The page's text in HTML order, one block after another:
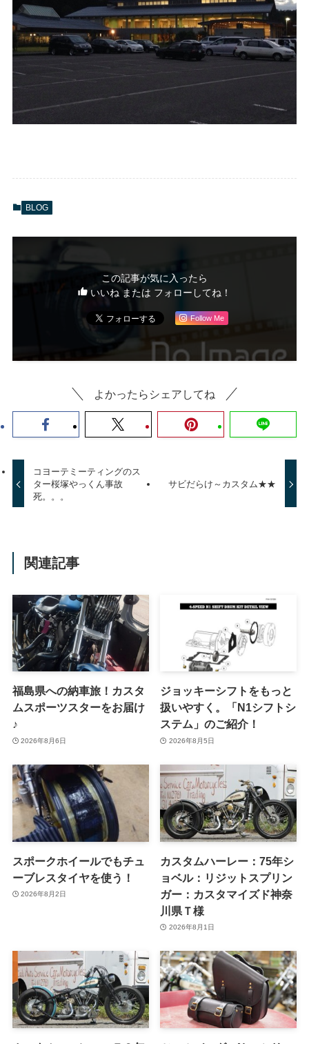
BLOG
この記事が気に入ったら
いいね または フォローしてね！
Follow Me
よかったらシェアしてね
コヨーテミーティングのス
ター桜塚やっくん事故
死。。。
サビだらけ～カスタム★★
関連記事
福島県への納車旅！カスタ
ムスポーツスターをお届け
♪
2026年8月6日
ジョッキーシフトをもっと
扱いやすく。「N1シフトシ
ステム」のご紹介！
2026年8月5日
スポークホイールでもチュ
ーブレスタイヤを使う！
2026年8月2日
カスタムハーレー：75年シ
ョベル：リジットスプリン
ガー：カスタマイズド神奈
川県Ｔ様
2026年8月1日